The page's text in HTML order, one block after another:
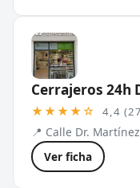
Cerrajeros 24h
★★★★☆ 4,4
📍 Calle Dr.
Ver ficha